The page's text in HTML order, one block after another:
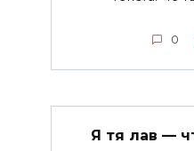
0
Я тя лав —